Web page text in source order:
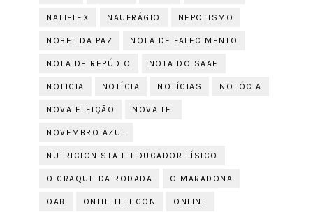
NATIFLEX NAUFRÁGIO NEPOTISMO
NOBEL DA PAZ NOTA DE FALECIMENTO
NOTA DE REPÚDIO NOTA DO SAAE
NOTICIA NOTÍCIA NOTÍCIAS NOTÓCIA
NOVA ELEIÇÃO NOVA LEI
NOVEMBRO AZUL
NUTRICIONISTA E EDUCADOR FÍSICO
O CRAQUE DA RODADA O MARADONA
OAB ONLIE TELECON ONLINE